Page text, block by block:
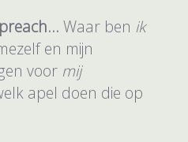
Waar ben ik
en mijn
voor mij
apel doen die op